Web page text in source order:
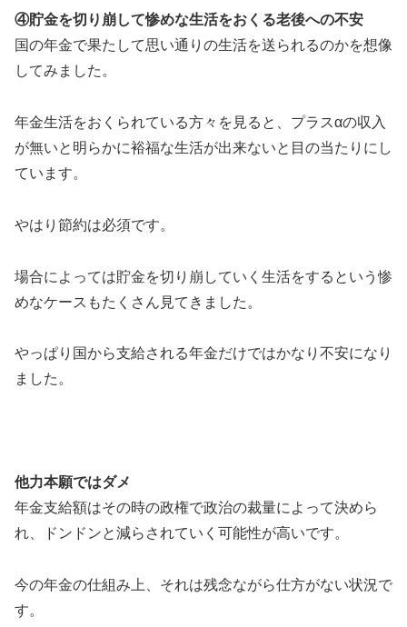
④貯金を切り崩して惨めな生活をおくる老後への不安
国の年金で果たして思い通りの生活を送られるのかを想像
してみました。
年金生活をおくられている方々を見ると、プラスαの収入
が無いと明らかに裕福な生活が出来ないと目の当たりにし
ています。
やはり節約は必須です。
場合によっては貯金を切り崩していく生活をするという惨
めなケースもたくさん見てきました。
やっぱり国から支給される年金だけではかなり不安になり
ました。
他力本願ではダメ
年金支給額はその時の政権で政治の裁量によって決めら
れ、ドンドンと減らされていく可能性が高いです。
今の年金の仕組み上、それは残念ながら仕方がない状況で
す。